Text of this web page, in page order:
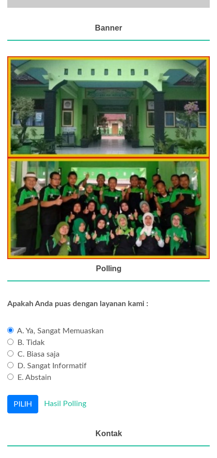
Banner
Polling
Apakah Anda puas dengan layanan kami :
A. Ya, Sangat Memuaskan
B. Tidak
C. Biasa saja
D. Sangat Informatif
E. Abstain
Hasil Polling
Kontak